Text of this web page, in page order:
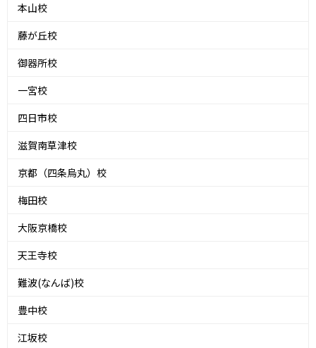
本山校
藤が丘校
御器所校
一宮校
四日市校
滋賀南草津校
京都（四条烏丸）校
梅田校
大阪京橋校
天王寺校
難波(なんば)校
豊中校
江坂校